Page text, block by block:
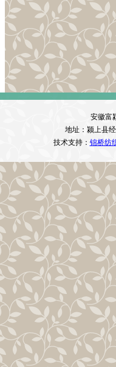
安徽富
地址：颍上县
技术支持： 锦桥纺